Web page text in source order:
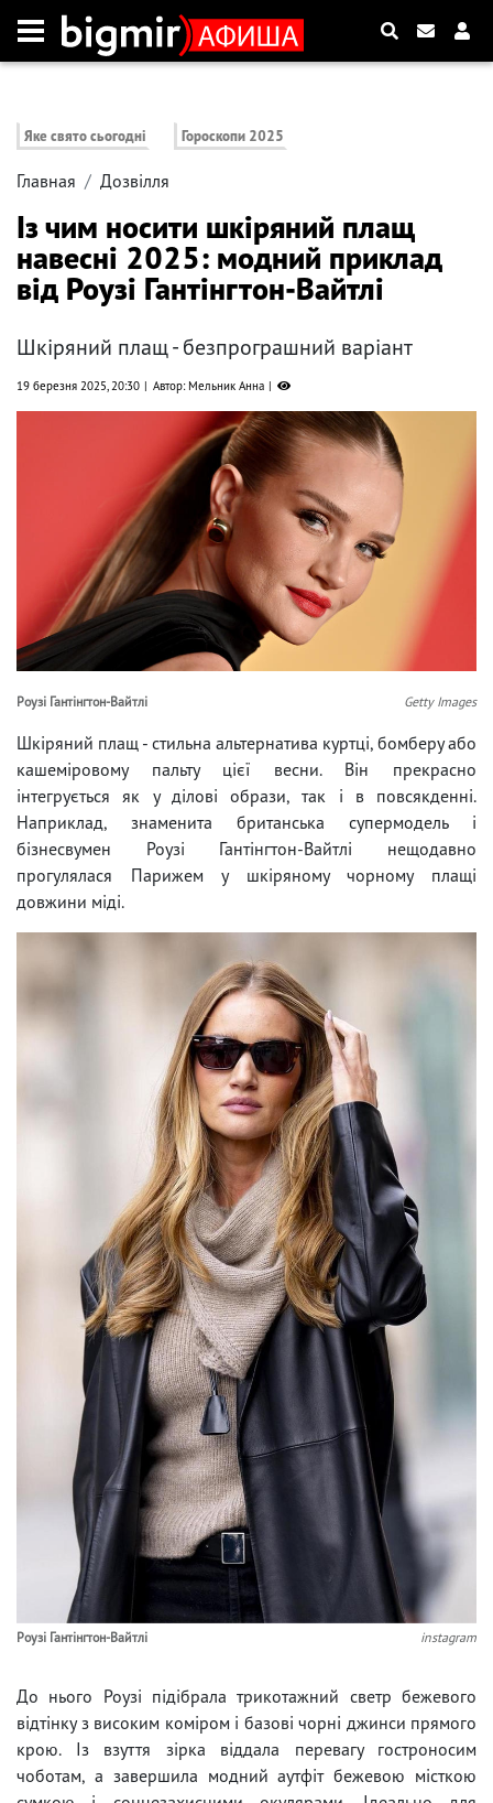
Яке свято сьогодні Гороскопи 2025
Главная Дозвілля
Із чим носити шкіряний плащ
навесні 2025: модний приклад
від Роузі Гантінгтон-Вайтлі
Шкіряний плащ - безпрограшний варіант
19 березня 2025, 20:30 Автор: Мельник Анна
Роузі Гантінгтон-Вайтлі Getty Images
Шкіряний плащ - стильна альтернатива куртці, бомберу або
кашеміровому пальту цієї весни. Він прекрасно
інтегрується як у ділові образи, так і в повсякденні.
Наприклад, знаменита британська супермодель і
бізнесвумен Роузі Гантінгтон-Вайтлі нещодавно
прогулялася Парижем у шкіряному чорному плащі
довжини міді.
Роузі Гантінгтон-Вайтлі instagram
До нього Роузі підібрала трикотажний светр бежевого
відтінку з високим коміром і базові чорні джинси прямого
крою. Із взуття зірка віддала перевагу гостроносим
чоботам, а завершила модний аутфіт бежевою місткою